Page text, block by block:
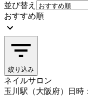
並び替え
おすすめ順
絞り込み
ネイルサロン
玉川駅（大阪府）
日時